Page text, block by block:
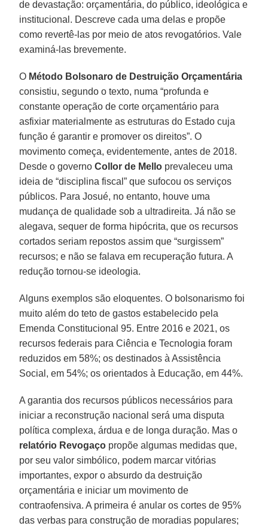
de devastação: orçamentária, do público, ideológica e
institucional. Descreve cada uma delas e propõe
como revertê-las por meio de atos revogatórios. Vale
examiná-las brevemente.
O Método Bolsonaro de Destruição Orçamentária
consistiu, segundo o texto, numa “profunda e
constante operação de corte orçamentário para
asfixiar materialmente as estruturas do Estado cuja
função é garantir e promover os direitos”. O
movimento começa, evidentemente, antes de 2018.
Desde o governoCollor de Mello prevaleceu uma
ideia de “disciplina fiscal” que sufocou os serviços
públicos. Para Josué, no entanto, houve uma
mudança de qualidade sob a ultradireita. Já não se
alegava, sequer de forma hipócrita, que os recursos
cortados seriam repostos assim que “surgissem”
recursos; e não se falava em recuperação futura. A
redução tornou-se ideologia.
Alguns exemplos são eloquentes. O bolsonarismo foi
muito além do teto de gastos estabelecido pela
Emenda Constitucional 95. Entre 2016 e 2021, os
recursos federais para Ciência e Tecnologia foram
reduzidos em 58%; os destinados à Assistência
Social, em 54%; os orientados à Educação, em 44%.
A garantia dos recursos públicos necessários para
iniciar a reconstrução nacional será uma disputa
política complexa, árdua e de longa duração. Mas o
relatório Revogaço propõe algumas medidas que,
por seu valor simbólico, podem marcar vitórias
importantes, expor o absurdo da destruição
orçamentária e iniciar um movimento de
contraofensiva. A primeira é anular os cortes de 95%
das verbas para construção de moradias populares;